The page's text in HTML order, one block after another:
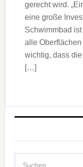
gerecht wird.
eine große
Schwimmbad
alle
wichtig, dass
[…]